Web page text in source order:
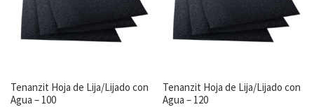
Tenanzit Hoja de Lija/Lijado con
Agua – 100
Tenanzit Hoja de Lija/Lijado con
Agua – 120